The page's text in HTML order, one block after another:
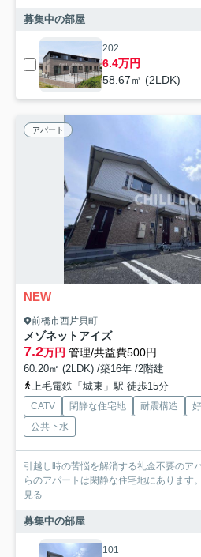
募集中の部屋
202
6.4万円
58.67㎡ (2LDK)
アパート
NEW
前橋市西片貝町
メゾネットアイズ
7.2万円 管理/共益費500円
60.20㎡ (2LDK) /築16年 /2階建
上毛電鉄「城東」駅 徒歩15分
CATV 閑静な住宅地 耐震構造
公共下水
引越し時の苦悩を解消する礼金不要のア
らのアパートは閑静な住宅地にあります
見る
募集中の部屋
101